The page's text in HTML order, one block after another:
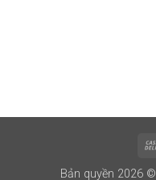
Bản quyền 2026 ©